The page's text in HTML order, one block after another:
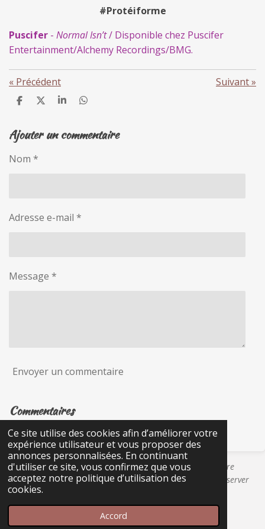
Ce site utilise des cookies afin d’améliorer votre
expérience utilisateur et vous proposer des
annonces personnalisées. En continuant
d'utiliser ce site, vous confirmez que vous
acceptez notre politique d’utilisation des
cookies.
Accord
#Protéiforme
Puscifer - Normal Isn’t/ Disponible chez Puscifer
Entertainment/Alchemy Recordings/BMG.
« Précédent Suivant»
P
t
a
e
P
t
a
P
t
a
P
t
a
Ajouter un commentaire
Nom *
Adresse e-mail *
Message *
Envoyer un commentaire
Commentaires
Il n'y a pas encore de commentaire.
Certains liens présents sur Les Rêveries de Betty peuvent être
affiliés. Merci pour votre soutien qui permet au site de conserver
une totale indépendance éditoriale.
© 2023 - 2026 Les rêveries de Betty